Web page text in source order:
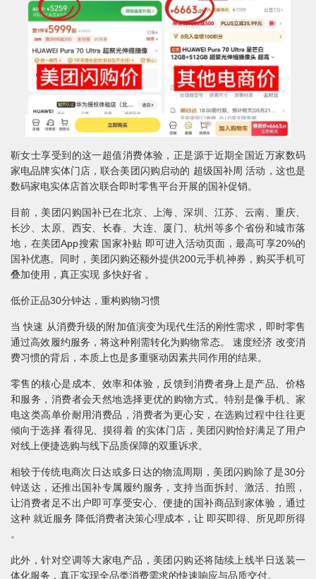
靳女士享受到的这一超值消费体验，正是源于近期全国近万家数码
家电品牌实体门店，联合美团闪购启动的 超级国补周 活动，这也是
数码家电实体店首次联合即时零售平台开展的国补促销。
目前，美团闪购国补已在北京、上海、深圳、江苏、云南、重庆、
长沙、太原、西安、长春、大连、厦门、杭州等多个省份和城市落
地，在美团App搜索 国家补贴 即可进入活动页面，最高可享20%的
国补优惠。同时，美团闪购还额外提供200元手机神券，购买手机可
叠加使用，真正实现 多快好省 。
低价正品30分钟达，重构购物习惯
当 快速 从消费升级的附加值演变为现代生活的刚性需求，即时零售
通过高效履约服务，将这种刚需转化为购物常态。 速度经济 改变消
费习惯的背后，本质上也是多重驱动因素共同作用的结果。
零售的核心是成本、效率和体验，反馈到消费者身上是产品、价格
和服务，消费者会天然地选择更优的购物方式。特别是像手机、家
电这类高单价耐用消费品，消费者为更心安，在选购过程中往往更
倾向于选择 看得见、摸得着 的实体门店，美团闪购恰好满足了用户
对线上便捷选购与线下品质保障的双重诉求。
相较于传统电商次日达或多日达的物流周期，美团闪购除了是30分
钟送达，还推出国补专属履约服务，支持当面拆封、激活、拍照，
让消费者足不出户即可享受安心、便捷的国补商品到家体验，通过
这种 就近服务 降低消费者决策心理成本，让 即买即得、所见即所得
。
此外，针对空调等大家电产品，美团闪购还将陆续上线半日送装一
体化服务，真正实现全品类消费需求的快速响应与品质交付。